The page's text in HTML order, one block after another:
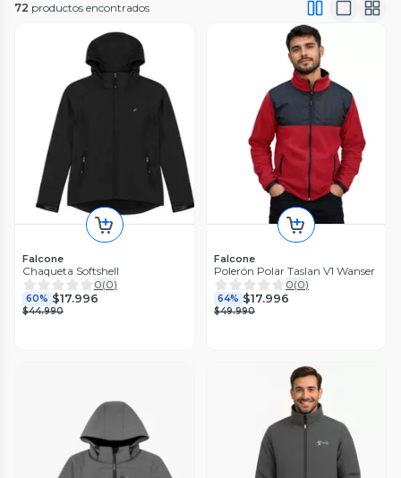
72 productos encontrados
Falcone
Chaqueta Softshell
0(0)
60% $17.996
$44.990
Falcone
Polerón Polar Taslan V1 Wanser
0(0)
64% $17.996
$49.990